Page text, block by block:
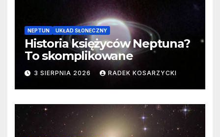
NEPTUN UKŁAD SŁONECZNY
Historia księżyców Neptuna?
To skomplikowane
3 SIERPNIA 2026 RADEK KOSARZYCKI